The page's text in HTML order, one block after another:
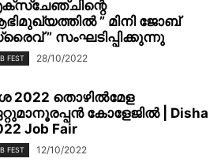
” മിനി ജോബ്
” സംഘടിപ്പിക്കുന്നു
FEST 28/10/2022
2022 തൊഴിൽമേള
കോളേജിൽ | Disha
Job Fair
FEST 12/10/2022